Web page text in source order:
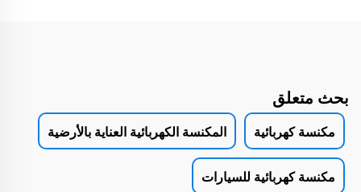
بحث متعلق
مكنسة كهربائية المكنسة الكهربائية العناية بالأرضية
مكنسة كهربائية للسيارات